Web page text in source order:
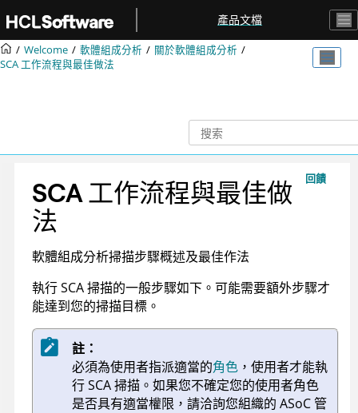
產品文檔
Welcome 軟體組成分析
關於軟體組成分析
SCA 工作流程與最佳做法
回饋
SCA 工作流程與最佳做
法
軟體組成分析掃描步驟概述及最佳作法
執行 SCA 掃描的一般步驟如下。可能需要額外步驟才
能達到您的掃描目標。
註：
必須為使用者指派適當的角色 ，使用者才能執
行 SCA 掃描。如果您不確定您的使用者角色
是否具有適當權限，請洽詢您組織的 ASoC管